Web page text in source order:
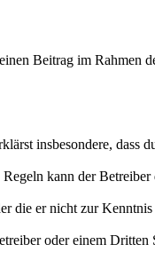
Beitrag im Rahmen
insbesondere, dass
kann der
die er nicht zur Kenntnis
oder einem Dritten